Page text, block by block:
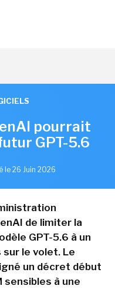
pourrait
GPT-5.6
le 26 Juin 2026
de limiter la
GPT-5.6 à un
le volet. Le
un décret début
sensibles à une